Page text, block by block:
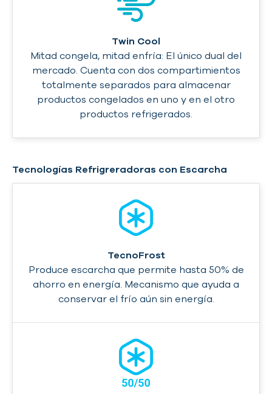
Twin Cool
Mitad congela, mitad enfría: El único dual del
mercado. Cuenta con dos compartimientos
totalmente separados para almacenar
productos congelados en uno y en el otro
productos refrigerados.
Tecnologías Refrigreradoras con Escarcha
TecnoFrost
Produce escarcha que permite hasta 50% de
ahorro en energía. Mecanismo que ayuda a
conservar el frío aún sin energía.